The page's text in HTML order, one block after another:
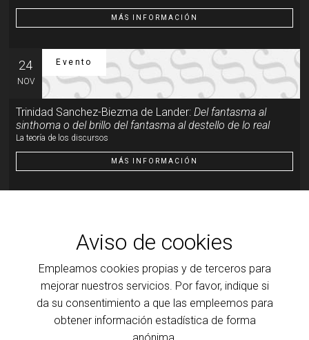
Aviso de cookies
Empleamos cookies propias y de terceros para
mejorar nuestros servicios. Por favor, indique si
da su consentimiento a que las empleemos para
obtener información estadística de forma
MÁS INFORMACIÓN
24
NOV
Evento
Trinidad Sanchez-Biezma de Lander:Del fantasma al
sinthoma o del brillo del fantasma al destello de lo real
La teoría de los discursos
MÁS INFORMACIÓN
sinthoma o del brillo del fantasma al destello de lo real
Del brillo del fantasma al destello de lo real
MÁS INFORMACIÓN